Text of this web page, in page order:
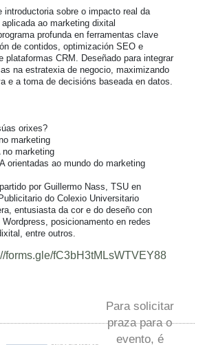
introductoria sobre o impacto real da
ao marketing dixital
profunda en ferramentas clave
de contidos, optimización SEO e
plataformas CRM. Deseñado para integrar
na estratexia de negocio, maximizando
e a toma de decisións baseada en datos.
orixes?
marketing
marketing
orientadas ao mundo do marketing
por Guillermo Nass, TSU en
do Colexio Universitario
entusiasta da cor e do deseño con
posicionamento en redes
entre outros.
forms.gle/fC3bH3tMLsWTVEY88
Para solicitar
praza para o
evento, é